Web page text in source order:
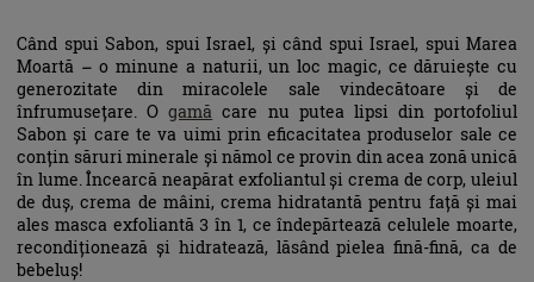
Când spui Sabon, spui Israel, și când spui Israel, spui Marea
Moartă – o minune a naturii, un loc magic, ce dăruiește cu
generozitate din miracolele sale vindecătoare și de
înfrumusețare. Ogamă care nu putea lipsi din portofoliul
Sabon și care te va uimi prin eficacitatea produselor sale ce
conțin săruri minerale și nămol ce provin din acea zonă unică
în lume. Încearcă neapărat exfoliantul și crema de corp, uleiul
de duș, crema de mâini, crema hidratantă pentru față și mai
ales masca exfoliantă 3 în 1, ce îndepărtează celulele moarte,
recondiționează și hidratează, lăsând pielea fină-fină, ca de
bebeluș!